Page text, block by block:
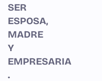
SER
ESPOSA,
MADRE
Y
EMPRESARIA
.